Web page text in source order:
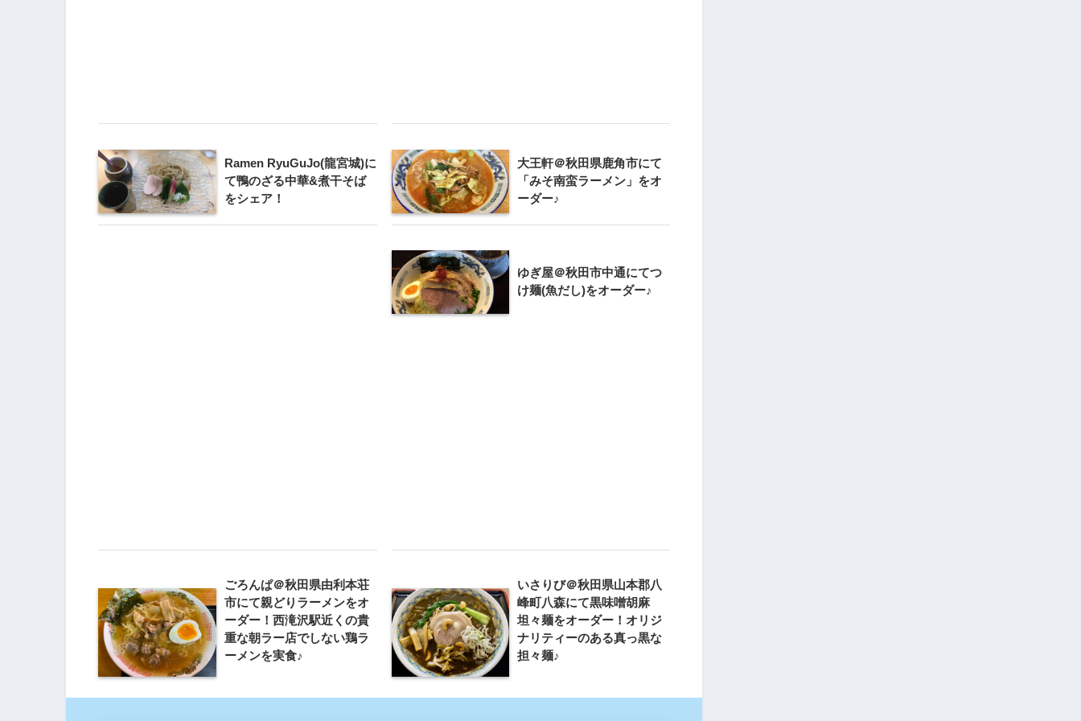
Ramen RyuGuJo(龍宮城)に
て鴨のざる中華&煮干そば
をシェア！
大王軒＠秋田県鹿角市にて
「みそ南蛮ラーメン」をオ
ーダー♪
ゆぎ屋＠秋田市中通にてつ
け麺(魚だし)をオーダー♪
ごろんぱ＠秋田県由利本荘
市にて親どりラーメンをオ
ーダー！西滝沢駅近くの貴
重な朝ラー店でしない鶏ラ
ーメンを実食♪
いさりび＠秋田県山本郡八
峰町八森にて黒味噌胡麻
坦々麺をオーダー！オリジ
ナリティーのある真っ黒な
担々麺♪